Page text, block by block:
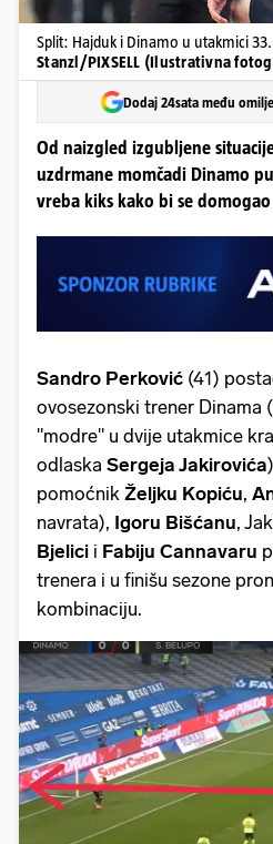
Split: Hajduk i Dinamo u utakmici 33.
Stanzl/PIXSELL (Ilustrativna
Dodaj 24sata među
Od naizgled izgubljene
uzdrmane momčadi Dinamo
vreba kiks kako bi se
Sandro Perković (41)
ovosezonski trener Dinama
"modre" u dvije utakmice
odlaska Sergeja Jakirovića
pomoćnik Željku Kopiću,
navrata), Igoru Bišćanu,
Bjelici i Fabiju Cannavaru
trenera i u finišu sezone
kombinaciju.
Pokretanje